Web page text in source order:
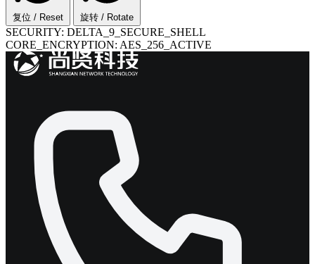
复位 / Reset 旋转 / Rotate
SECURITY: DELTA_9_SECURE_SHELL
CORE_ENCRYPTION: AES_256_ACTIVE